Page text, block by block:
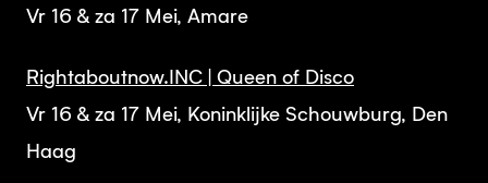
Vr 16 & za 17 Mei, Amare
Rightaboutnow.INC | Queen of Disco
Vr 16 & za 17 Mei, Koninklijke Schouwburg, Den
Haag